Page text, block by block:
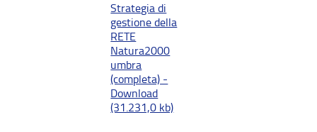
Strategia di
gestione della
RETE
Natura2000
umbra
(completa) -
Download
(31.231,0 kb)